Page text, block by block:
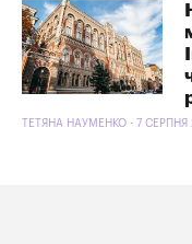
ТЕТЯНА НАУМЕНКО - 7 СЕРПНЯ